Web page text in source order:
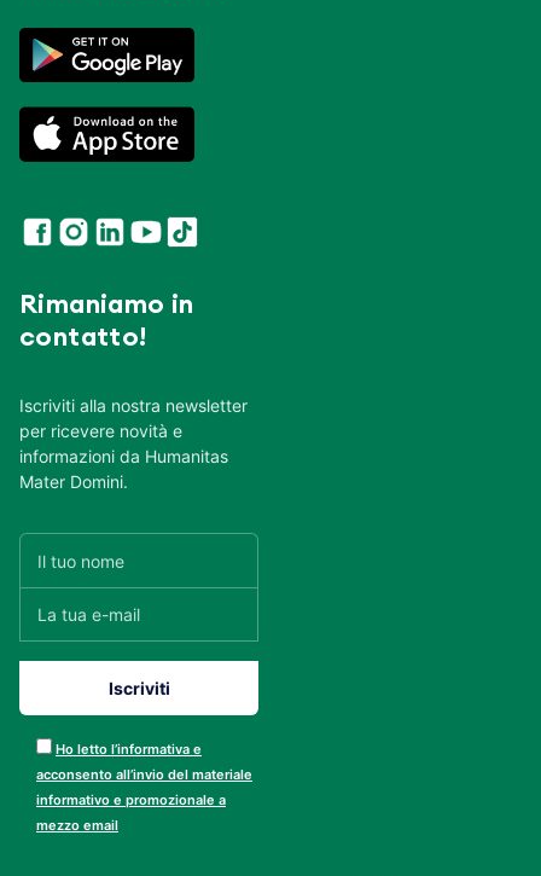
Rimaniamo in
contatto!
Iscriviti alla nostra newsletter
per ricevere novità e
informazioni da Humanitas
Mater Domini.
Ho letto l’informativa e
acconsento all’invio del materiale
informativo e promozionale a
mezzo email